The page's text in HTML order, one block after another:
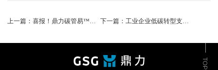
上一篇：喜报！鼎力碳管易™助力方达律师事务所成功设定科学碳目标（SBT） 下一篇：工业企业低碳转型支持工具闭门研讨会成功举办